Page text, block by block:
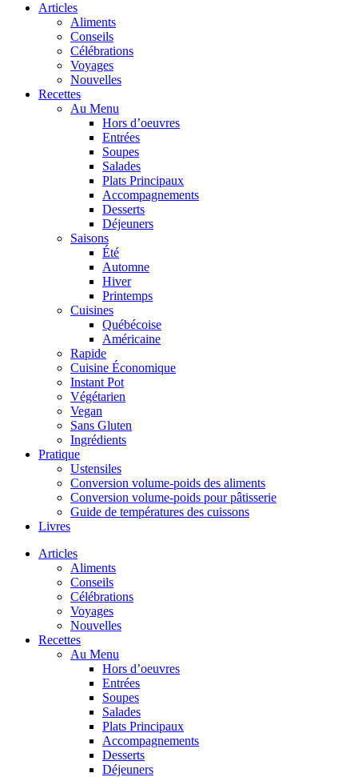
Articles
Aliments
Conseils
Célébrations
Voyages
Nouvelles
Recettes
Au Menu
Hors d’oeuvres
Entrées
Soupes
Salades
Plats Principaux
Accompagnements
Desserts
Déjeuners
Saisons
Été
Automne
Hiver
Printemps
Cuisines
Québécoise
Américaine
Rapide
Cuisine Économique
Instant Pot
Végétarien
Vegan
Sans Gluten
Ingrédients
Pratique
Ustensiles
Conversion volume-poids des aliments
Conversion volume-poids pour pâtisserie
Guide de températures des cuissons
Livres
Articles
Aliments
Conseils
Célébrations
Voyages
Nouvelles
Recettes
Au Menu
Hors d’oeuvres
Entrées
Soupes
Salades
Plats Principaux
Accompagnements
Desserts
Déjeuners